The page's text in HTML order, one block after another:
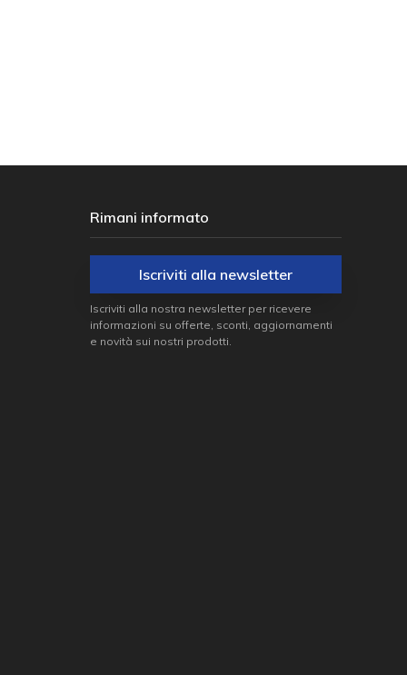
Rimani informato
Iscriviti alla newsletter
Iscriviti alla nostra newsletter per ricevere
informazioni su offerte, sconti, aggiornamenti
e novità sui nostri prodotti.